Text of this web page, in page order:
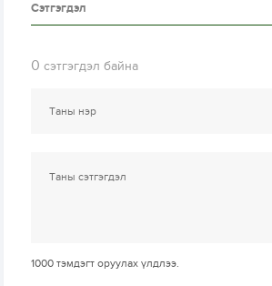
Сэтгэгдэл
0 сэтгэгдэл байна
1000 тэмдэгт оруулах үлдлээ.